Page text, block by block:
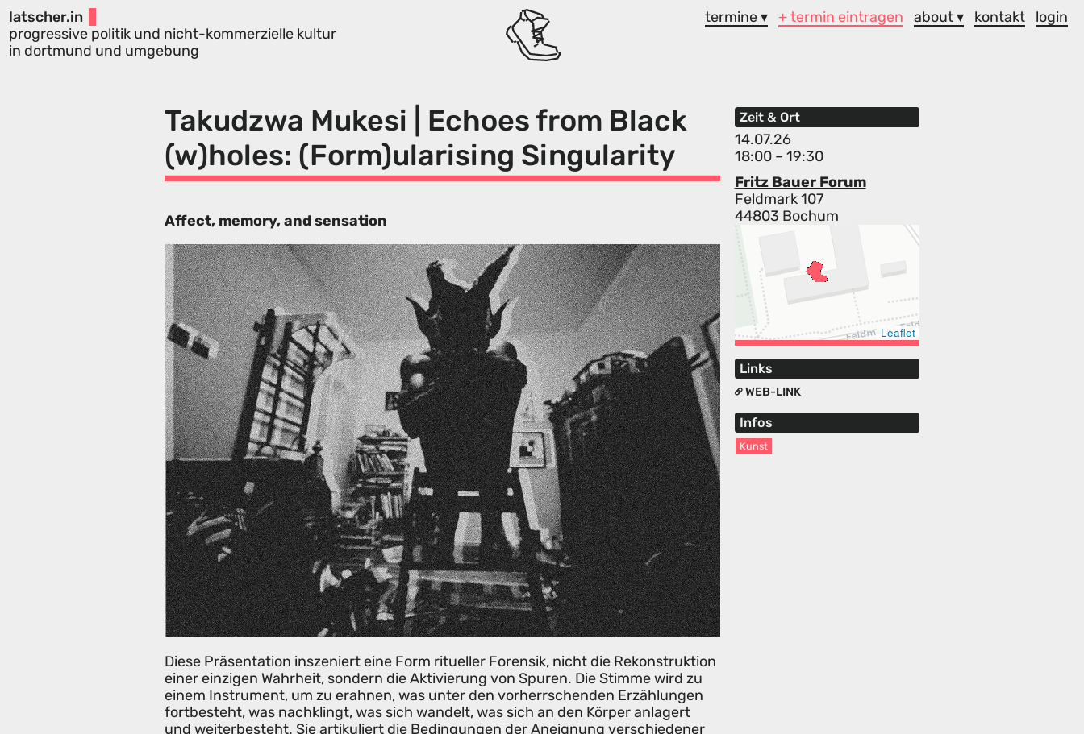
latscher.in
progressive politik und nicht-kommerzielle kultur
in dortmund und umgebung
termine ▾ + termin eintragen about ▾ kontakt login
Takudzwa Mukesi | Echoes from Black
(w)holes: (Form)ularising Singularity
Zeit & Ort
14.07.26
18:00 – 19:30
Fritz Bauer Forum
Feldmark 107
44803 Bochum
Leaflet
Links
WEB-LINK
Infos
Kunst
Affect, memory, and sensation
Diese Präsentation inszeniert eine Form ritueller Forensik, nicht die Rekonstruktion
einer einzigen Wahrheit, sondern die Aktivierung von Spuren. Die Stimme wird zu
einem Instrument, um zu erahnen, was unter den vorherrschenden Erzählungen
fortbesteht, was nachklingt, was sich wandelt, was sich an den Körper anlagert
und weiterbesteht. Sie artikuliert die Bedingungen der Aneignung verschiedener